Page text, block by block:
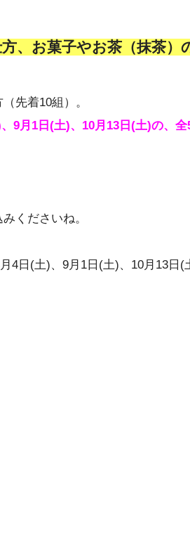
、お菓子やお茶（抹茶）
先着10組）。
9月1日(土)、10月13日(土)の、全
くださいね。
4日(土)、9月1日(土)、10月13日(